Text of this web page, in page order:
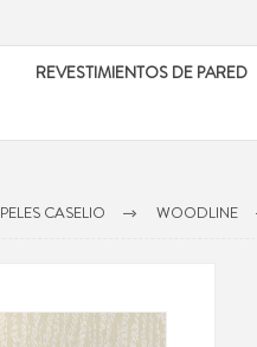
REVESTIMIENTOS DE PARED
CASELIO WOODLINE